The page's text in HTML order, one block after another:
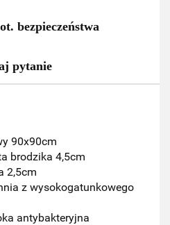
bezpieczeństwa
pytanie
90x90cm
brodzika 4,5cm
2,5cm
z wysokogatunkowego
antybakteryjna